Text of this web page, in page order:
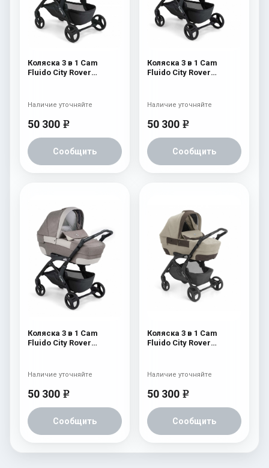
Коляска 3 в 1 Cam
Fluido City Rover
50 300 e
Сообщить
Наличие уточняйте
Коляска 3 в 1 Cam
Fluido City Rover
50 300 e
Сообщить
Наличие уточняйте
Коляска 3 в 1 Cam
Fluido City Rover
50 300 e
Сообщить
Наличие уточняйте
Коляска 3 в 1 Cam
Fluido City Rover
50 300 e
Сообщить
Наличие уточняйте